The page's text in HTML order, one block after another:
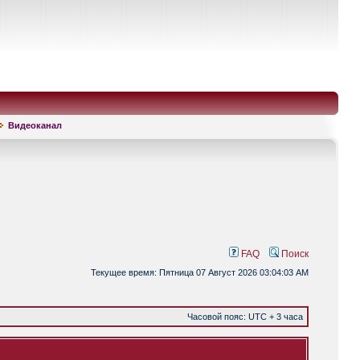
Видеоканал
FAQ Поиск
Текущее время: Пятница 07 Август 2026 03:04:03 AM
Часовой пояс: UTC + 3 часа